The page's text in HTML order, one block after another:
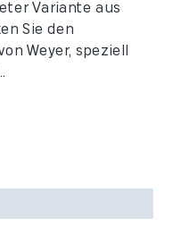
Variante aus
Sie den
Weyer, speziell